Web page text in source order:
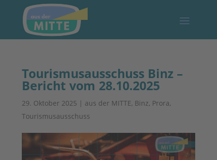
Tourismusausschuss Binz –
Bericht vom 28.10.2025
29. Oktober 2025 | aus der MITTE, Binz, Prora,
Tourismusausschuss